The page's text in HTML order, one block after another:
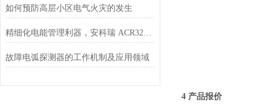
如何预防高层小区电气火灾的发生
精细化电能管理利器，安科瑞 ACR320E 三相智能电表全面解析
故障电弧探测器的工作机制及应用领域
4 产品报价